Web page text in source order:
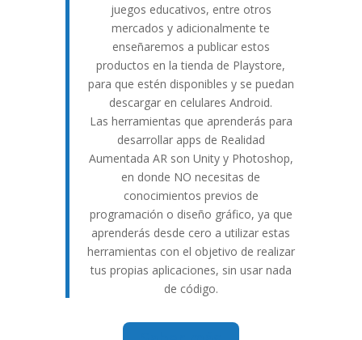
juegos educativos, entre otros
mercados y adicionalmente te
enseñaremos a publicar estos
productos en la tienda de Playstore,
para que estén disponibles y se puedan
descargar en celulares Android.
Las herramientas que aprenderás para
desarrollar apps de Realidad
Aumentada AR son Unity y Photoshop,
en donde NO necesitas de
conocimientos previos de
programación o diseño gráfico, ya que
aprenderás desde cero a utilizar estas
herramientas con el objetivo de realizar
tus propias aplicaciones, sin usar nada
de código.